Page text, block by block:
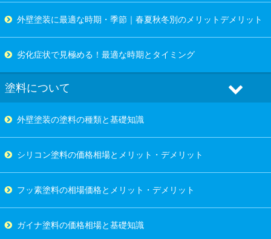
外壁塗装に最適な時期・季節｜春夏秋冬別のメリットデメリット
劣化症状で見極める！最適な時期とタイミング
塗料について
外壁塗装の塗料の種類と基礎知識
シリコン塗料の価格相場とメリット・デメリット
フッ素塗料の相場価格とメリット・デメリット
ガイナ塗料の価格相場と基礎知識